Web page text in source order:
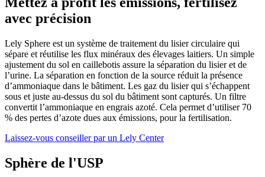
avec précision
Lely Sphere est un système de traitement du lisier circulaire qui
sépare et réutilise les flux minéraux des élevages laitiers. Un simple
ajustement du sol en caillebotis assure la séparation du lisier et de
l’urine. La séparation en fonction de la source réduit la présence
d’ammoniaque dans le bâtiment. Les gaz du lisier qui s’échappent
sous et juste au-dessus du sol du bâtiment sont capturés. Un filtre
convertit l’ammoniaque en engrais azoté. Cela permet d’utiliser 70
% des pertes d’azote dues aux émissions, pour la fertilisation.
Laissez-vous conseiller par un Lely Center
Sphère de l'USP